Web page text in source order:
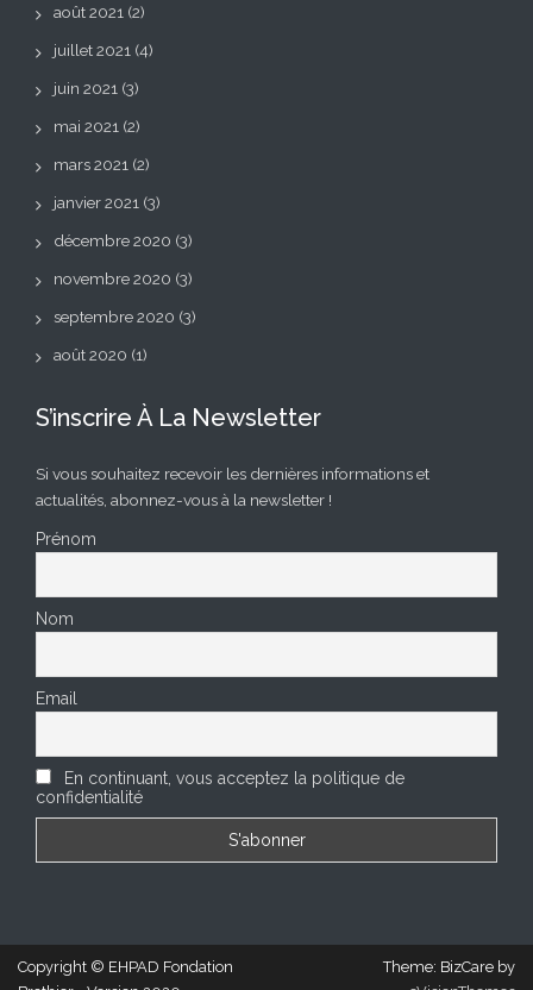
août 2021 (2)
juillet 2021 (4)
juin 2021 (3)
mai 2021 (2)
mars 2021 (2)
janvier 2021 (3)
décembre 2020 (3)
novembre 2020 (3)
septembre 2020 (3)
août 2020 (1)
S’inscrire À La Newsletter
Si vous souhaitez recevoir les dernières informations et
actualités, abonnez-vous à la newsletter !
Prénom
Nom
Email
En continuant, vous acceptez la politique de
confidentialité
Copyright © EHPAD Fondation
Theme: BizCare by